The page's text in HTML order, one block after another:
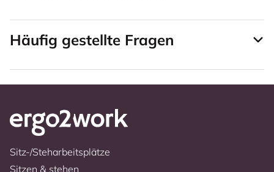
Häufig gestellte Fragen
Sitz-/Steharbeitsplätze
Sitzen & stehen